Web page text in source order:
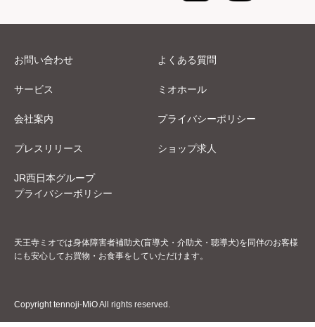
お問い合わせ よくある質問
サービス ミオホール
会社案内 プライバシーポリシー
プレスリリース ショップ求人
JR西日本グループ
プライバシーポリシー
天王寺ミオでは身体障害者補助犬(盲導犬・介助犬・聴導犬)を同伴のお客様
にも安心してお買物・お食事をしていただけます。
Copyright tennoji-MiO All rights reserved.